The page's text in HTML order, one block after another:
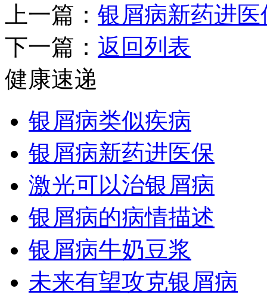
上一篇： 银屑病新药进医
下一篇： 返回列表
健康速递
银屑病类似疾病
银屑病新药进医保
激光可以治银屑病
银屑病的病情描述
银屑病牛奶豆浆
未来有望攻克银屑病